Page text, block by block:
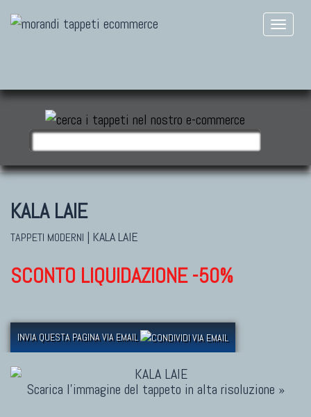
KALA LAIE
TAPPETI MODERNI | KALA LAIE
SCONTO LIQUIDAZIONE -50%
INVIA QUESTA PAGINA VIA EMAIL
Scarica l'immagine del tappeto in alta risoluzione »